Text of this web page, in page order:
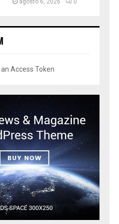
agosto 6, 2026 0
Access Token